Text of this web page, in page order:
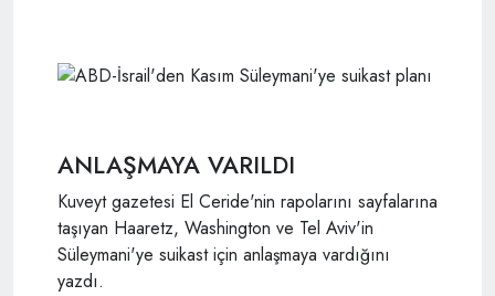
ANLAŞMAYA VARILDI
Kuveyt gazetesi El Ceride'nin rapolarını sayfalarına
taşıyan Haaretz, Washington ve Tel Aviv'in
Süleymani'ye suikast için anlaşmaya vardığını
yazdı.